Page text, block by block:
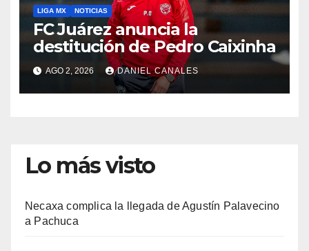
LIGA MX NOTICIAS
FC Juárez anuncia la
destitución de Pedro Caixinha
AGO 2, 2026 DANIEL CANALES
Lo más visto
Necaxa complica la llegada de Agustín Palavecino
a Pachuca